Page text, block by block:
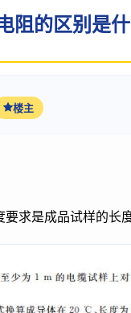
阻的区别是
楼主
求是成品试样的长